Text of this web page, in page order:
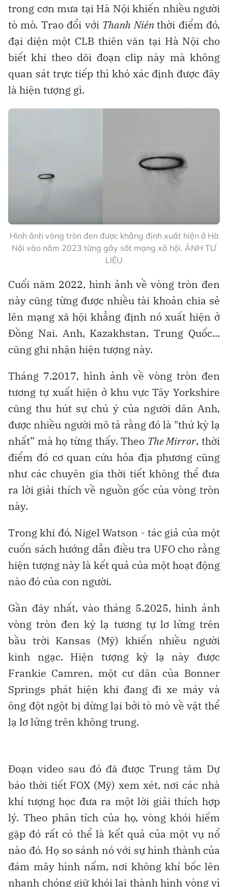
trong cơn mưa tại Hà Nội khiến nhiều người
tò mò. Trao đổi với Thanh Niênthời điểm đó,
đại diện một CLB thiên văn tại Hà Nội cho
biết khi theo dõi đoạn clip này mà không
quan sát trực tiếp thì khó xác định được đây
là hiện tượng gì.
Hình ảnh vòng tròn đen được khẳng định xuất hiện ở Hà
Nội vào năm 2023 từng gây sốt mạng xã hội. ẢNH TƯ
LIỆU
Cuối năm 2022, hình ảnh về vòng tròn đen
này cũng từng được nhiều tài khoản chia sẻ
lên mạng xã hội khẳng định nó xuất hiện ở
Đồng Nai. Anh, Kazakhstan, Trung Quốc...
cũng ghi nhận hiện tượng này.
Tháng 7.2017, hình ảnh về vòng tròn đen
tương tự xuất hiện ở khu vực Tây Yorkshire
cũng thu hút sự chú ý của người dân Anh,
được nhiều người mô tả rằng đó là "thứ kỳ lạ
nhất” mà họ từng thấy. Theo The Mirror, thời
điểm đó cơ quan cứu hỏa địa phương cũng
như các chuyên gia thời tiết không thể đưa
ra lời giải thích về nguồn gốc của vòng tròn
này.
Trong khi đó, Nigel Watson - tác giả của một
cuốn sách hướng dẫn điều tra UFO cho rằng
hiện tượng này là kết quả của một hoạt động
nào đó của con người.
Gần đây nhất, vào tháng 5.2025, hình ảnh
vòng tròn đen kỳ lạ tương tự lơ lửng trên
bầu trời Kansas (Mỹ) khiến nhiều người
kinh ngạc. Hiện tượng kỳ lạ này được
Frankie Camren, một cư dân của Bonner
Springs phát hiện khi đang đi xe máy và
ông đột ngột bị dừng lại bởi tò mò về vật thể
lạ lơ lửng trên không trung.
Đoạn video sau đó đã được Trung tâm Dự
báo thời tiết FOX (Mỹ) xem xét, nơi các nhà
khí tượng học đưa ra một lời giải thích hợp
lý. Theo phân tích của họ, vòng khói hiếm
gặp đó rất có thể là kết quả của một vụ nổ
nào đó. Họ so sánh nó với sự hình thành của
đám mây hình nấm, nơi không khí bốc lên
nhanh chóng giữ khói lại thành hình vòng vì